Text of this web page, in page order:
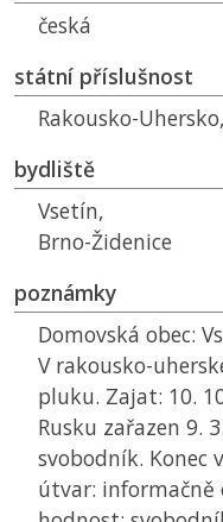
česká
státní příslušnost
Rakousko-Uhersko,
bydliště
Vsetín,
Brno-Židenice
poznámky
Domovská obec:
V rakousko-
pluku. Zajat: 10.
Rusku zařazen 9.
svobodník. Konec
útvar: informačně